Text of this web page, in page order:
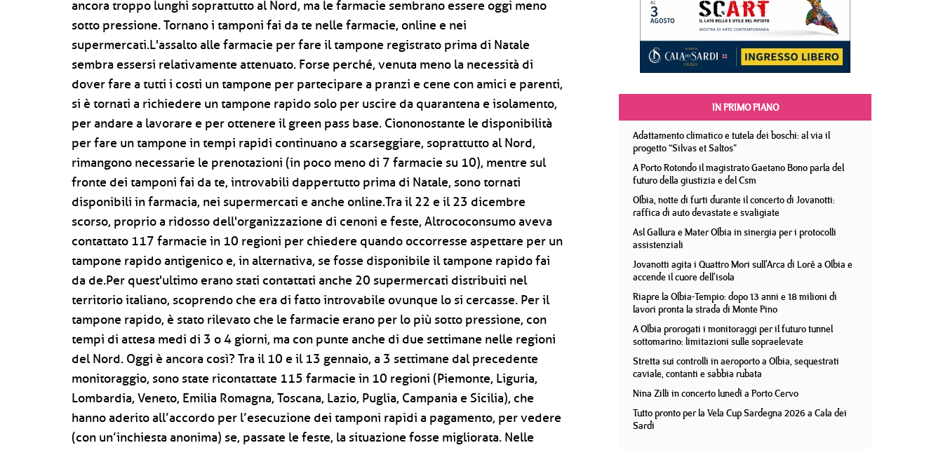
IN PRIMO PIANO
Adattamento climatico e tutela dei boschi: al via il
progetto “Silvas et Saltos”
A Porto Rotondo il magistrato Gaetano Bono parla del
futuro della giustizia e del Csm
Olbia, notte di furti durante il concerto di Jovanotti:
raffica di auto devastate e svaligiate
Asl Gallura e Mater Olbia in sinergia per i protocolli
assistenziali
Jovanotti agita i Quattro Mori sull'Arca di Lorè a Olbia e
accende il cuore dell'isola
Riapre la Olbia-Tempio: dopo 13 anni e 18 milioni di
lavori pronta la strada di Monte Pino
A Olbia prorogati i monitoraggi per il futuro tunnel
sottomarino: limitazioni sulle sopraelevate
Stretta sui controlli in aeroporto a Olbia, sequestrati
caviale, contanti e sabbia rubata
Nina Zilli in concerto lunedì a Porto Cervo
Tutto pronto per la Vela Cup Sardegna 2026 a Cala dei
Sardi